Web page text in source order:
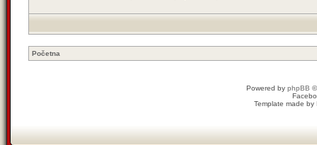
Početna
Powered by phpBB
Template made by